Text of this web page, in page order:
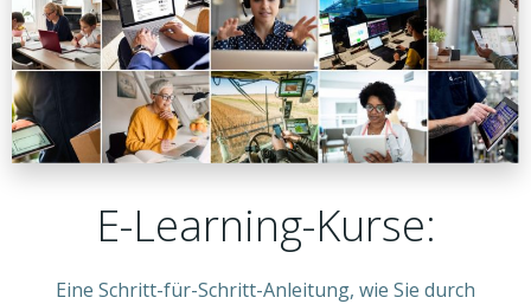
E-Learning-Kurse:
Eine Schritt-für-Schritt-Anleitung, wie Sie durch